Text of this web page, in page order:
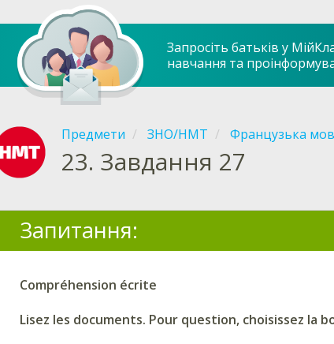
Запросіть батьків у
навчання та
Предмети ЗНО/НМТ Французька
23. Завдання 27
Запитання:
Compréhension écrite
Lisez les documents. Pour question, choisissez la